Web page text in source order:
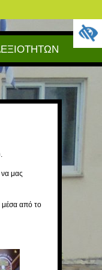
να μας
μέσα από το